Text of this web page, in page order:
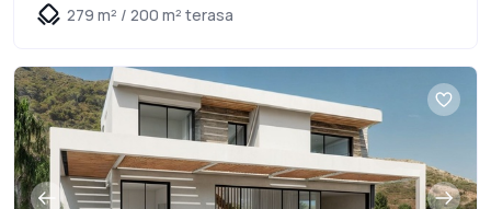
279 m² / 200 m² terasa